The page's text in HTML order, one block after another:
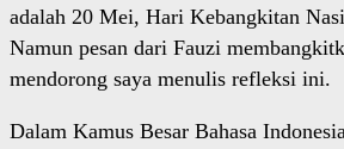
adalah 20 Mei, Hari Kebangkitan
Namun pesan dari Fauzi
mendorong saya menulis refleksi ini.
Dalam Kamus Besar Bahasa